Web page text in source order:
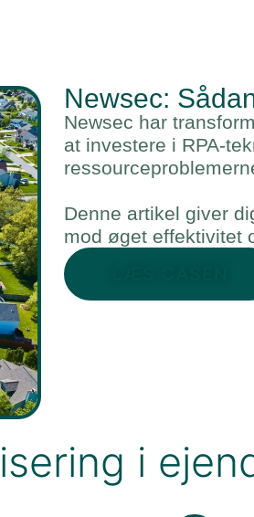
Newsec:
Newsec har
at investere i RPA-
Denne artikel giver
mod øget effektivitet
i